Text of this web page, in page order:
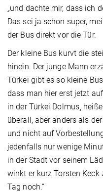
„und dachte mir, dass ich
Das sei ja schon super,
der Bus direkt vor die Tür.
Der kleine Bus kurvt die
hinein. Der junge Mann
Türkei gibt es so kleine
dass man hier erst jetzt
in der Türkei Dolmus¸
überall, aber anders als
und nicht auf
jedenfalls nur wenige
in der Stadt vor seinem
winkt er kurz Torsten Keck
Tag noch.“